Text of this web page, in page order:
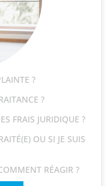
?
?
FRAIS JURIDIQUE ?
OU SI JE SUIS
RÉAGIR ?